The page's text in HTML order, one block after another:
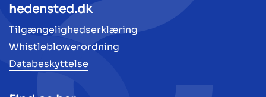
hedensted.dk
Tilgængelighedserklæring
Whistleblowerordning
Databeskyttelse